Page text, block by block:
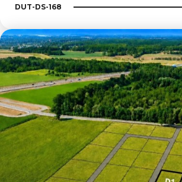
DUT-DS-168